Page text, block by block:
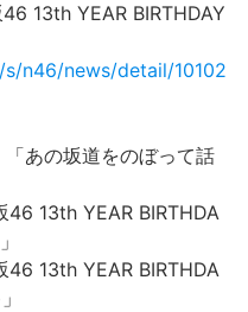
13th YEAR BIRTHDAY
n46/news/detail/10102
あの坂道をのぼって話
13th YEAR BIRTHDA
13th YEAR BIRTHDA